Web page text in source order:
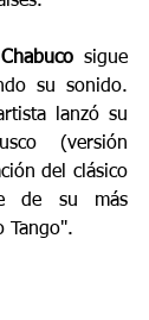
Chabuco sigue
su sonido.
lanzó su
(versión
del clásico
de su más
Tango".